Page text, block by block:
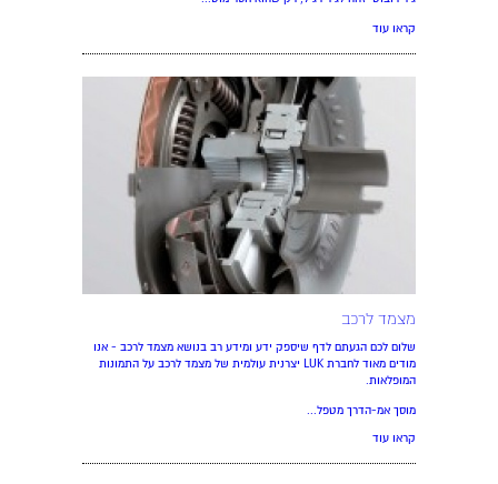
קראו עוד
מצמד לרכב
שלום לכם הגעתם לדף שיספק ידע ומידע רב בנושא מצמד לרכב - אנו
מודים מאוד לחברת LUK יצרנית עולמית של מצמד לרכב על התמונות
המופלאות.
מוסך אמ-הדרך מטפל...
קראו עוד